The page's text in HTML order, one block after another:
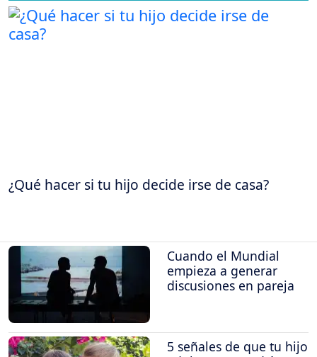
¿Qué hacer si tu hijo decide irse de casa?
Cuando el Mundial
empieza a generar
discusiones en pareja
5 señales de que tu hijo